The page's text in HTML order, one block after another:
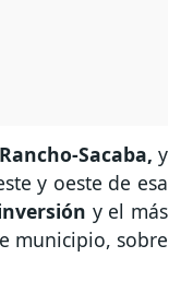
Sacaba, y
y oeste de esa
y el más
municipio, sobre